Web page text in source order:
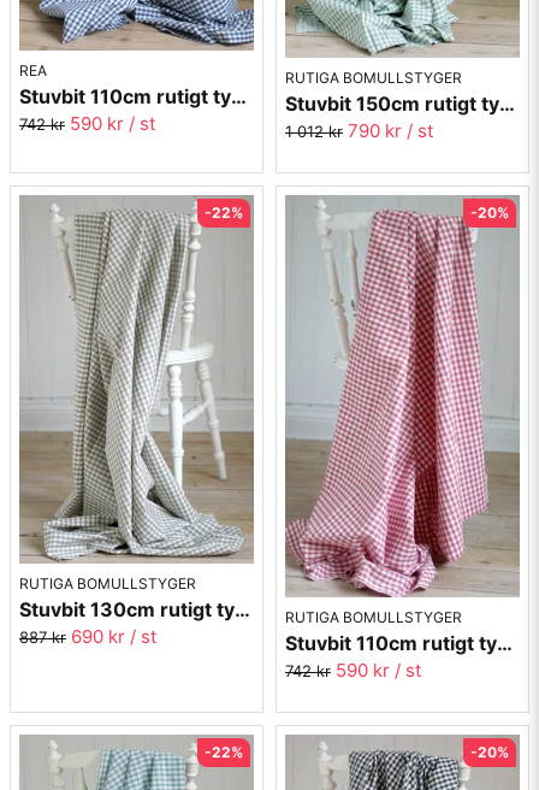
REA
Stuvbit 110cm rutigt tyg - blå Margaretaruta
742 kr 590 kr / st
RUTIGA BOMULLSTYGER
Stuvbit 150cm rutigt tyg - grön Margaretaruta
1 012 kr 790 kr / st
RUTIGA BOMULLSTYGER
Stuvbit 130cm rutigt tyg - beige Margaretaruta
887 kr 690 kr / st
-22%
RUTIGA BOMULLSTYGER
Stuvbit 110cm rutigt tyg - rosa Margaretaruta
742 kr 590 kr / st
-20%
-22% -20%